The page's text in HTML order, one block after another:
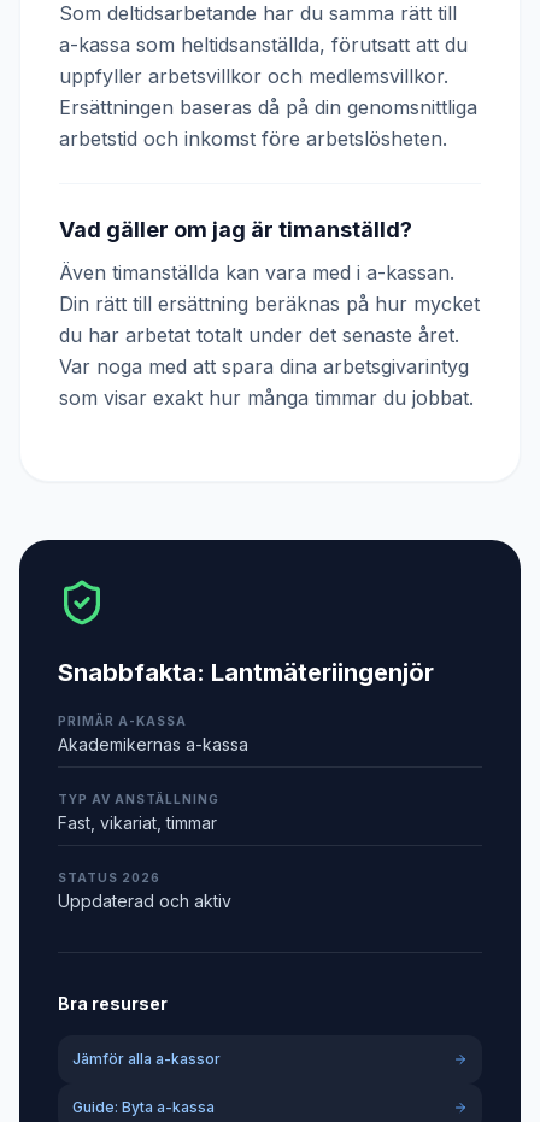
Som deltidsarbetande har du samma rätt till
a-kassa som heltidsanställda, förutsatt att du
uppfyller arbetsvillkor och medlemsvillkor.
Ersättningen baseras då på din genomsnittliga
arbetstid och inkomst före arbetslösheten.
Vad gäller om jag är timanställd?
Även timanställda kan vara med i a-kassan.
Din rätt till ersättning beräknas på hur mycket
du har arbetat totalt under det senaste året.
Var noga med att spara dina arbetsgivarintyg
som visar exakt hur många timmar du jobbat.
Snabbfakta: Lantmäteriingenjör
PRIMÄR A-KASSA
Akademikernas a-kassa
TYP AV ANSTÄLLNING
Fast, vikariat, timmar
STATUS 2026
Uppdaterad och aktiv
Bra resurser
Jämför alla a-kassor
Guide: Byta a-kassa